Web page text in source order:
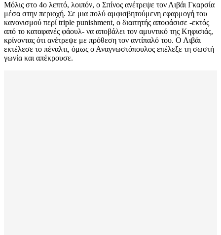
Μόλις στο 4ο λεπτό, λοιπόν, ο Σπίνος ανέτρεψε τον Λιβάι Γκαρσία
μέσα στην περιοχή. Σε μια πολύ αμφισβητούμενη εφαρμογή του
κανονισμού περί triple punishment, ο διαιτητής αποφάσισε -εκτός
από το καταφανές φάουλ- να αποβάλει τον αμυντικό της Κηφισιάς,
κρίνοντας ότι ανέτρεψε με πρόθεση τον αντίπαλό του. Ο Λιβάι
εκτέλεσε το πέναλτι, όμως ο Αναγνωστόπουλος επέλεξε τη σωστή
γωνία και απέκρουσε.